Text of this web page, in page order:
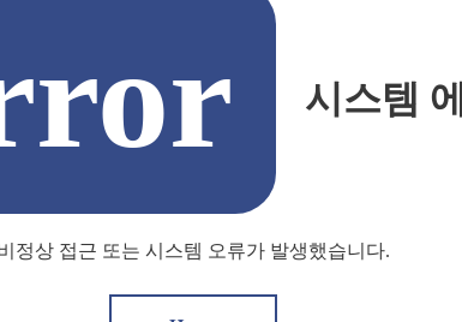
시스템
정상 접근 또는 시스템 오류가 발생했습니다.